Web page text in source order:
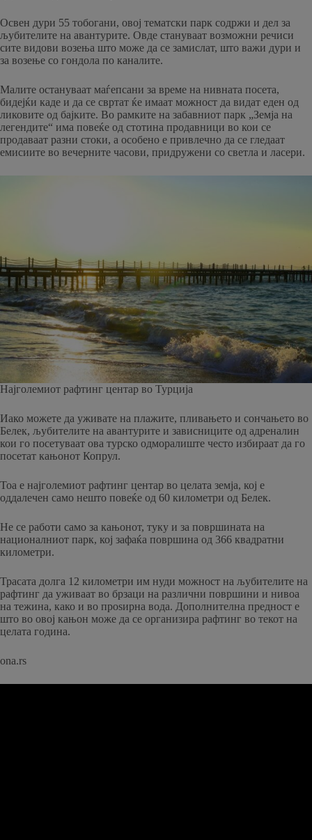
Освен дури 55 тобогани, овој тематски парк содржи и дел за
љубителите на авантурите. Овде стануваат возможни речиси
сите видови возења што може да се замислат, што важи дури и
за возење со гондола по каналите.
Малите остануваат маѓепсани за време на нивната посета,
бидејќи каде и да се свртат ќе имаат можност да видат еден од
ликовите од бајките. Во рамките на забавниот парк „Земја на
легендите“ има повеќе од стотина продавници во кои се
продаваат разни стоки, а особено е привлечно да се гледаат
емисиите во вечерните часови, придружени со светла и ласери.
Најголемиот рафтинг центар во Турција
Иако можете да уживате на плажите, пливањето и сончањето во
Белек, љубителите на авантурите и зависниците од адреналин
кои го посетуваат ова турско одморалиште често избираат да го
посетат кањонот Копрул.
Тоа е најголемиот рафтинг центар во целата земја, кој е
оддалечен само нешто повеќе од 60 километри од Белек.
Не се работи само за кањонот, туку и за површината на
националниот парк, кој зафаќа површина од 366 квадратни
километри.
Трасата долга 12 километри им нуди можност на љубителите на
рафтинг да уживаат во брзаци на различни површини и нивоа
на тежина, како и во проѕирна вода. Дополнителна предност е
што во овој кањон може да се организира рафтинг во текот на
целата година.
ona.rs